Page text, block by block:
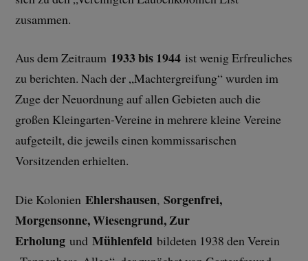
zusammen.
Aus dem Zeitraum 1933 bis 1944 ist wenig Erfreuliches
zu berichten. Nach der „Machtergreifung“ wurden im
Zuge der Neuordnung auf allen Gebieten auch die
großen Kleingarten-Vereine in mehrere kleine Vereine
aufgeteilt, die jeweils einen kommissarischen
Vorsitzenden erhielten.
Die Kolonien Ehlershausen,Sorgenfrei,
Morgensonne, Wiesengrund, Zur
Erholung undMühlenfeld bildeten 1938 den Verein